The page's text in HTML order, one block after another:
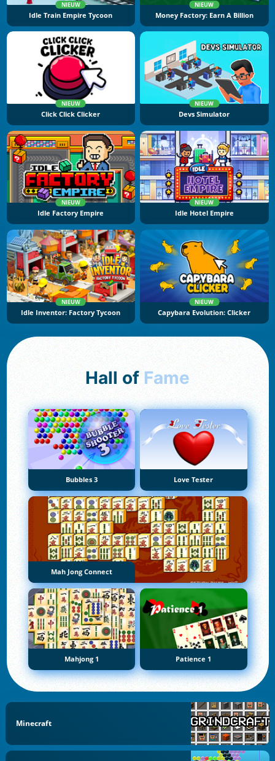
NIEUW
Idle Train Empire Tycoon
NIEUW
Money Factory: Earn A Billion
NIEUW
Click Click Clicker
NIEUW
Devs Simulator
NIEUW
Idle Factory Empire
NIEUW
Idle Hotel Empire
NIEUW
Idle Inventor: Factory Tycoon
NIEUW
Capybara Evolution: Clicker
Hall of Fame
Bubbles 3 Love Tester
Mah Jong Connect
Mahjong 1 Patience 1
Minecraft